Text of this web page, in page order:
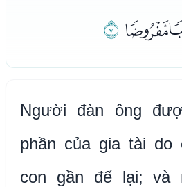
ﭥ
Người đàn ông
phần của gia tài do
con gần để lại; và